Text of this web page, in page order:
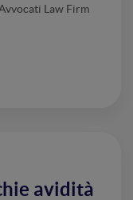
Law Firm
avidità